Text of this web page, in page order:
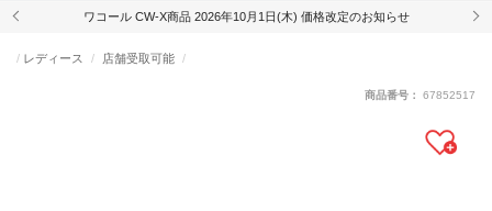
ワコール CW-X商品 2026年10月1日(木) 価格改定のお知らせ
レディース 店舗受取可能
商品番号： 67852517